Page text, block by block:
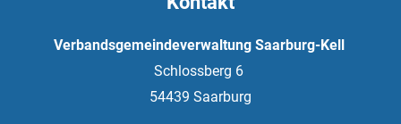
Verbandsgemeindeverwaltung Saarburg-Kell
Schlossberg 6
54439 Saarburg